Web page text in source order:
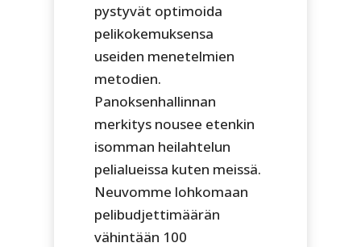
pystyvät optimoida
pelikokemuksensa
useiden menetelmien
metodien.
Panoksenhallinnan
merkitys nousee etenkin
isomman heilahtelun
pelialueissa kuten meissä.
Neuvomme lohkomaan
pelibudjettimäärän
vähintään 100